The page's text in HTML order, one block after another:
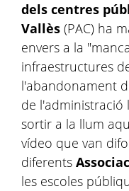
dels centres
Vallès (PAC) ha
envers a la
infraestructures
l'abandonament
de l'administració
sortir a la llum
vídeo que van
diferents
les escoles